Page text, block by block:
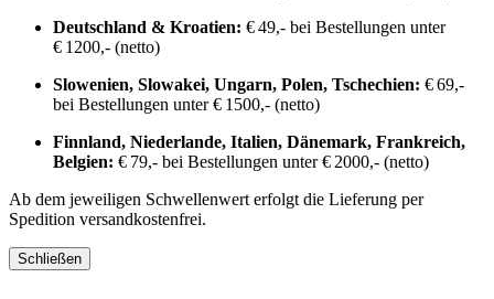
Deutschland & Kroatien: € 49,- bei Bestellungen unter
€ 1200,- (netto)
Slowenien, Slowakei, Ungarn, Polen, Tschechien: € 69,-
bei Bestellungen unter € 1500,- (netto)
Finnland, Niederlande, Italien, Dänemark, Frankreich,
Belgien: € 79,- bei Bestellungen unter € 2000,- (netto)
Ab dem jeweiligen Schwellenwert erfolgt die Lieferung per
Spedition versandkostenfrei.
Schließen